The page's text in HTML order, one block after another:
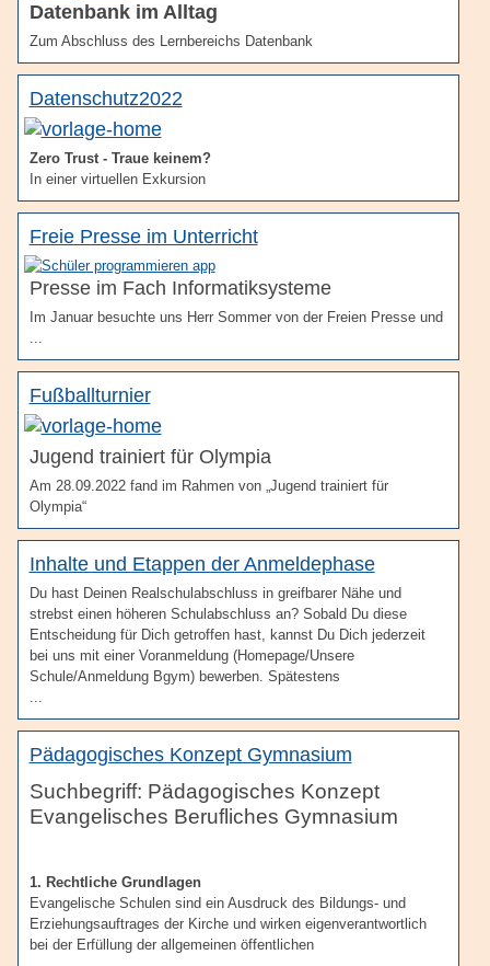
Datenbank im Alltag
Zum Abschluss des Lernbereichs Datenbank
Datenschutz2022
Zero Trust - Traue keinem?
In einer virtuellen Exkursion
Freie Presse im Unterricht
Presse im Fach Informatiksysteme
Im Januar besuchte uns Herr Sommer von der Freien Presse und
...
Fußballturnier
Jugend trainiert für Olympia
Am 28.09.2022 fand im Rahmen von „Jugend trainiert für
Olympia“
Inhalte und Etappen der Anmeldephase
Du hast Deinen Realschulabschluss in greifbarer Nähe und
strebst einen höheren Schulabschluss an? Sobald Du diese
Entscheidung für Dich getroffen hast, kannst Du Dich jederzeit
bei uns mit einer Voranmeldung (Homepage/Unsere
Schule/Anmeldung Bgym) bewerben. Spätestens
...
Pädagogisches Konzept Gymnasium
Pädagogisches Konzept
Evangelisches Berufliches Gymnasium
1. Rechtliche Grundlagen
Evangelische Schulen sind ein Ausdruck des Bildungs- und
Erziehungsauftrages der Kirche und wirken eigenverantwortlich
bei der Erfüllung der allgemeinen öffentlichen